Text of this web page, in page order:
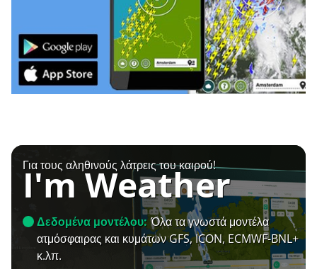
Για τους αληθινούς λάτρεις του καιρού!
I'm Weather
Δεδομένα μοντέλου: Όλα τα γνωστά μοντέλα
ατμόσφαιρας και κυμάτων GFS, ICON, ECMWF-BNL+
κ.λπ.